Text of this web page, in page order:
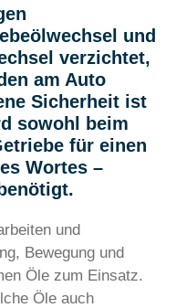
und
verzichtet,
am Auto
Sicherheit ist
sowohl beim
für einen
Wortes –
und
Bewegung und
Öle zum Einsatz.
Öle auch